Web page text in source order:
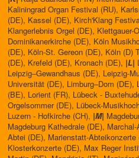
Kaliningrad Organ Festival (RU),
(DE), Kassel (DE), Kirch'Klang
Klangerlebnis Orgel (DE), Klettgauer-
Dominikanerkirche (DE), Köln
(DE), Köln-St. Gereon (DE), Köln (D)
(DE), Krefeld (DE), Kronach (DE), |L|
Leipzig–Gewandhaus (DE), Leipzig-
Universität (DE), Limburg–Dom (DE),
(BE), Lorient (FR), Lübeck -
Orgelsommer (DE), Lübeck-
Luzern - Hofkirche (CH), |M|
Magdeburg Kathedrale (DE),
Abtei (DE), Marienstatt-
Klosterkonzerte (DE), Max Reger